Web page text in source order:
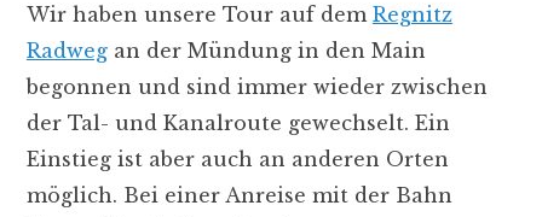
Wir haben unsere Tour auf dem Regnitz
Radwegan der Mündung in den Main
begonnen und sind immer wieder zwischen
der Tal- und Kanalroute gewechselt. Ein
Einstieg ist aber auch an anderen Orten
möglich. Bei einer Anreise mit der Bahn